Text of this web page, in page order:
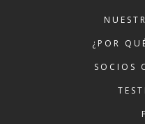
¿POR
SOCIOS